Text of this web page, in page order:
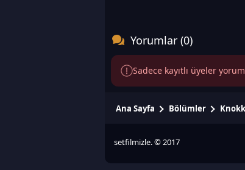
Yorumlar (0)
Sadece kayıtlı üyeler
Ana Sayfa Bölümler
setfilmizle. © 2017